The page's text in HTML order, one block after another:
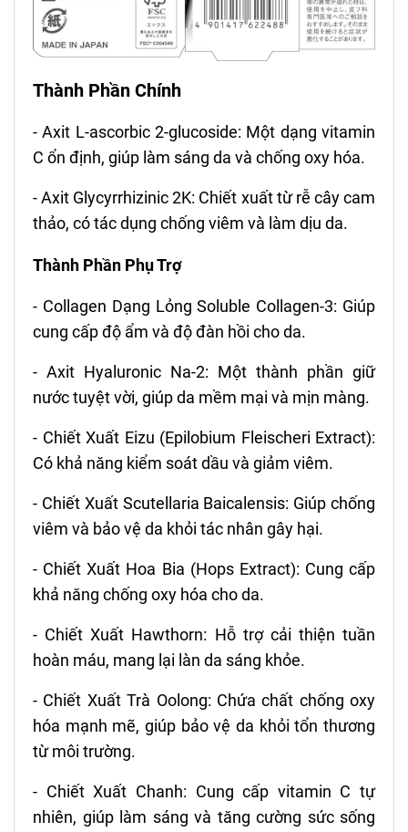
Thành Phần Chính
- Axit L-ascorbic 2-glucoside: Một dạng vitamin
C ổn định, giúp làm sáng da và chống oxy hóa.
- Axit Glycyrrhizinic 2K: Chiết xuất từ rễ cây cam
thảo, có tác dụng chống viêm và làm dịu da.
Thành Phần Phụ Trợ
- Collagen Dạng Lỏng Soluble Collagen-3: Giúp
cung cấp độ ẩm và độ đàn hồi cho da.
- Axit Hyaluronic Na-2: Một thành phần giữ
nước tuyệt vời, giúp da mềm mại và mịn màng.
- Chiết Xuất Eizu (Epilobium Fleischeri Extract):
Có khả năng kiểm soát dầu và giảm viêm.
- Chiết Xuất Scutellaria Baicalensis: Giúp chống
viêm và bảo vệ da khỏi tác nhân gây hại.
- Chiết Xuất Hoa Bia (Hops Extract): Cung cấp
khả năng chống oxy hóa cho da.
- Chiết Xuất Hawthorn: Hỗ trợ cải thiện tuần
hoàn máu, mang lại làn da sáng khỏe.
- Chiết Xuất Trà Oolong: Chứa chất chống oxy
hóa mạnh mẽ, giúp bảo vệ da khỏi tổn thương
từ môi trường.
- Chiết Xuất Chanh: Cung cấp vitamin C tự
nhiên, giúp làm sáng và tăng cường sức sống